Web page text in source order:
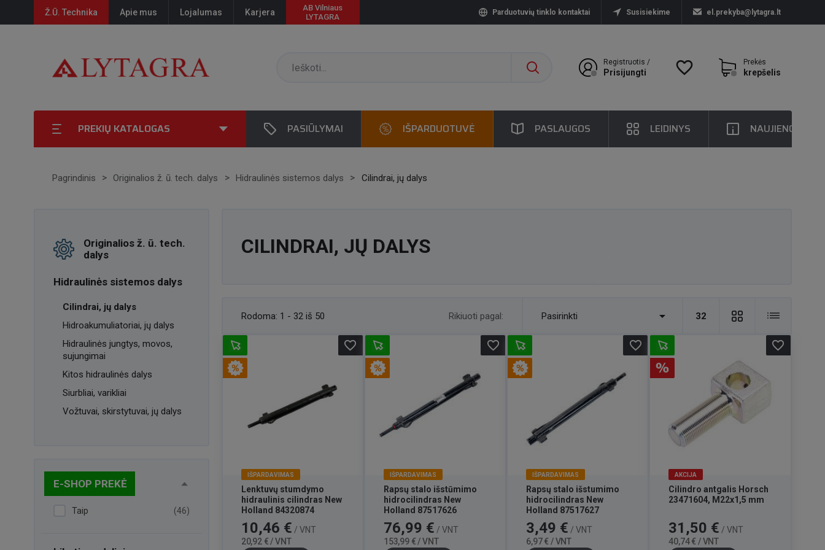
Ž.Ū. Technika Apie mus Lojalumas Karjera
AB Vilniaus
LYTAGRA
Parduotuvių tinklo kontaktai Susisiekime el.prekyba@lytagra.lt
Prekės
krepšelis
favorite_border
Registruotis /
Prisijungti
PREKIŲ KATALOGAS PASIŪLYMAI IŠPARDUOTUVĖ PASLAUGOS LEIDINYS NAUJIENOS
Pagrindinis Originalios ž. ū. tech. dalys Hidraulinės sistemos dalys Cilindrai, jų dalys
Originalios ž. ū. tech.
dalys
Hidraulinės sistemos dalys
Cilindrai, jų dalys
Hidroakumuliatoriai, jų dalys
Hidraulinės jungtys, movos,
sujungimai
Kitos hidraulinės dalys
Siurbliai, varikliai
Vožtuvai, skirstytuvai, jų dalys
E-SHOP PREKĖ
Taip (46)
CILINDRAI, JŲ DALYS
Rodoma: 1 - 32 iš 50 32
Rikiuoti pagal: Pasirinkti 
IŠPARDAVIMAS
Lenktuvų stumdymo
hidraulinis cilindras New
Holland 84320874
Kaina
10,46 € / VNT
20,92 € / VNT
favorite_border
IŠPARDAVIMAS
Rapsų stalo išstūmimo
hidrocilindras New
Holland 87517626
Kaina
76,99 € / VNT
153,99 € / VNT
favorite_border
IŠPARDAVIMAS
Rapsų stalo išstumimo
hidrocilindras New
Holland 87517627
Kaina
3,49 € / VNT
6,97 € / VNT
favorite_border
AKCIJA
Cilindro antgalis Horsch
23471604, M22x1,5 mm
Kaina
31,50 € / VNT
40,74 € / VNT
favorite_border